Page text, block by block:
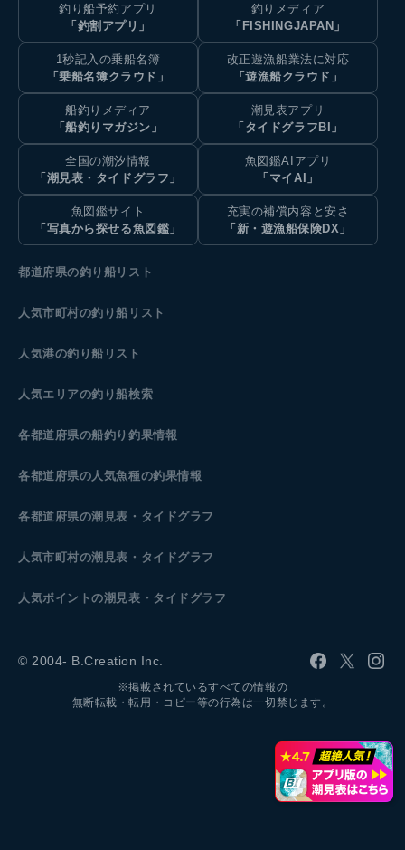
釣り船予約アプリ
「釣割アプリ」
釣りメディア
「FISHINGJAPAN」
1秒記入の乗船名簿
「乗船名簿クラウド」
改正遊漁船業法に対応
「遊漁船クラウド」
船釣りメディア
「船釣りマガジン」
潮見表アプリ
「タイドグラフBI」
全国の潮汐情報
「潮見表・タイドグラフ」
魚図鑑AIアプリ
「マイAI」
魚図鑑サイト
「写真から探せる魚図鑑」
充実の補償内容と安さ
「新・遊漁船保険DX」
都道府県の釣り船リスト
人気市町村の釣り船リスト
人気港の釣り船リスト
人気エリアの釣り船検索
各都道府県の船釣り釣果情報
各都道府県の人気魚種の釣果情報
各都道府県の潮見表 ・タイドグラフ
人気市町村の潮見表・タイドグラフ
人気ポイントの潮見表・タイドグラフ
© 2004- B.Creation Inc.
※掲載されているすべての情報の
無断転載・転用・コピー等の行為は一切禁じます。